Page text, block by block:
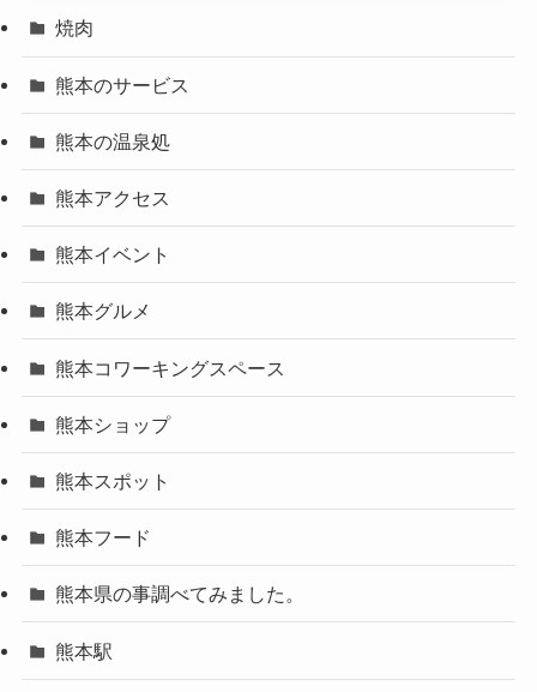
焼肉
熊本のサービス
熊本の温泉処
熊本アクセス
熊本イベント
熊本グルメ
熊本コワーキングスペース
熊本ショップ
熊本スポット
熊本フード
熊本県の事調べてみました。
熊本駅